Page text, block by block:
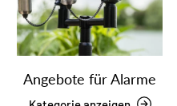
Angebote für Alarme